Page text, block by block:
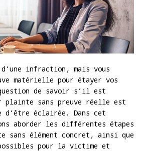
infraction, mais vous
matérielle pour étayer vos
de savoir s’il est
plainte sans preuve réelle est
éclairée. Dans cet
aborder les différentes étapes
sans élément concret, ainsi que
possibles pour la victime et